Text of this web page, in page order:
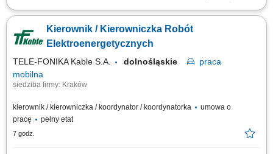
Miejsce pracy stacjonarnej: Kraków lub Myślenice oraz budowy na terenie
Pełnienie funkcji Kierownika Budowy podczas realizacji obiektów
elektroenergetycznych, szczególne budowy linii kablowych
Kierownik / Kierowniczka Robót
Elektroenergetycznych
TELE-FONIKA Kable S.A. dolnośląskie
praca
mobilna
siedziba firmy: Kraków
kierownik / kierowniczka / koordynator / koordynatorka
umowa o
pracę
pełny etat
7 godz.